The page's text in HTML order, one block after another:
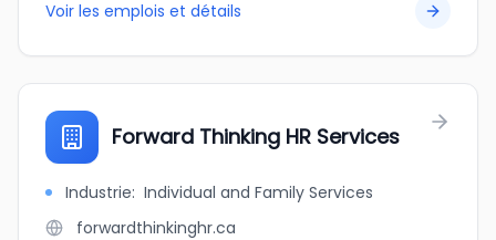
Voir les emplois et détails
Forward Thinking HR Services
Industrie: Individual and Family Services
forwardthinkinghr.ca